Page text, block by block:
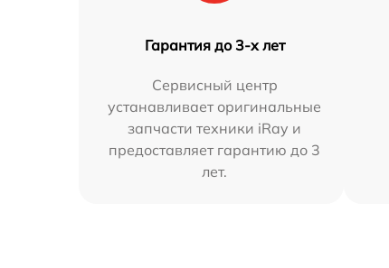
Гарантия до 3-х лет
Сервисный центр
устанавливает оригинальные
запчасти техники iRay и
предоставляет гарантию до 3
лет.